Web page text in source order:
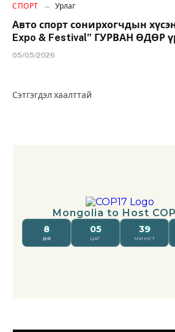
СПОРТ Урлаг
Авто спорт сонирхогчдын
Expo & Festival” ГУРВАН ӨДӨР
05/05/2026
Сэтгэгдэл хаалттай